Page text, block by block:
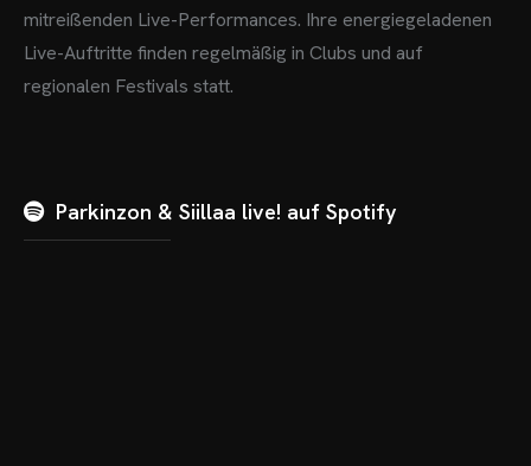
mitreißenden Live-Performances. Ihre energiegeladenen
Live-Auftritte finden regelmäßig in Clubs und auf
regionalen Festivals statt.
Parkinzon & Siillaa live! auf Spotify